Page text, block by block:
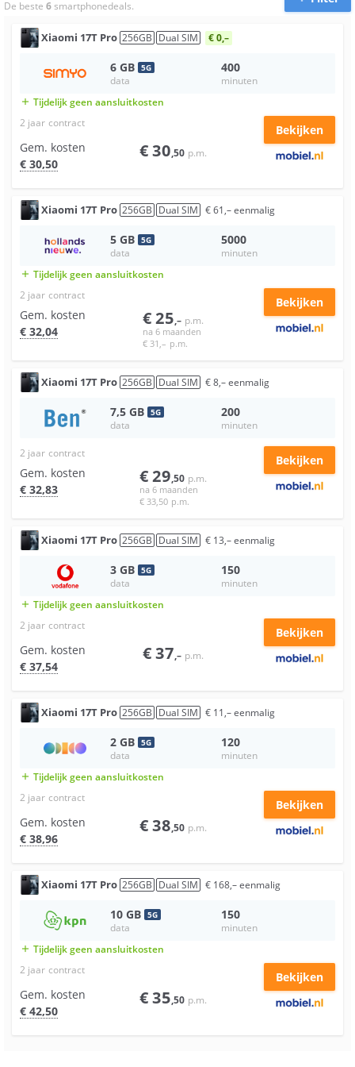
De beste 6smartphonedeals.
Xiaomi 17T Pro 256GB Dual SIM € 0,–
6 GB 5G
data
400
minuten
2 jaar contract
€30,50 p.m.
Gem. kosten
€ 30,50
Bekijken
add Tijdelijk geen aansluitkosten
Xiaomi 17T Pro 256GB Dual SIM €61,–eenmalig
5 GB 5G
data
5000
minuten
2 jaar contract
€25,– p.m.
na 6 maanden
€ 31 ,– p.m.
Gem. kosten
€ 32,04
Bekijken
add Tijdelijk geen aansluitkosten
Xiaomi 17T Pro 256GB Dual SIM €8,–eenmalig
7,5 GB 5G
data
200
minuten
2 jaar contract
€29,50 p.m.
na 6 maanden
€ 33,50 p.m.
Gem. kosten
€ 32,83
Bekijken
Xiaomi 17T Pro 256GB Dual SIM € 13,–eenmalig
3 GB 5G
data
150
minuten
2 jaar contract
€37,– p.m.
Gem. kosten
€ 37,54
Bekijken
add Tijdelijk geen aansluitkosten
Xiaomi 17T Pro 256GB Dual SIM € 11,–eenmalig
2 GB 5G
data
120
minuten
2 jaar contract
€38,50 p.m.
Gem. kosten
€ 38,96
Bekijken
add Tijdelijk geen aansluitkosten
Xiaomi 17T Pro 256GB Dual SIM € 168,–eenmalig
10 GB 5G
data
150
minuten
2 jaar contract
€35,50 p.m.
Gem. kosten
€ 42,50
Bekijken
add Tijdelijk geen aansluitkosten